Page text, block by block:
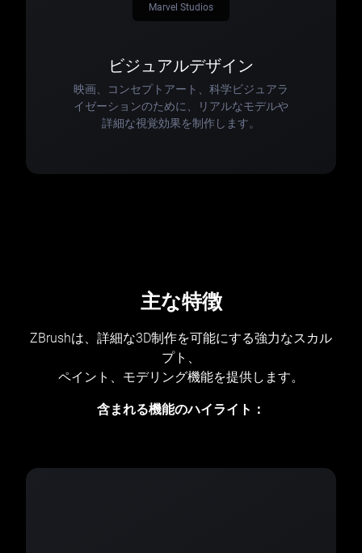
ビジュアルデザイン
映画、コンセプトアート、科学ビジュアラ
イゼーションのために、リアルなモデルや
詳細な視覚効果を制作します。
Marvel Studios
主な特徴
ZBrushは、詳細な3D制作を可能にする強力なスカル
プト、
ペイント、モデリング機能を提供します。
含まれる機能のハイライト：